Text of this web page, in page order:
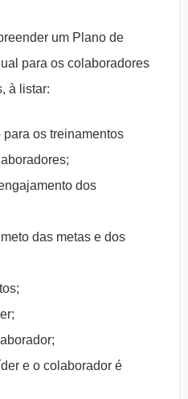
um Plano de
para os colaboradores
à listar:
os treinamentos
dos
das metas e dos
e o colaborador é